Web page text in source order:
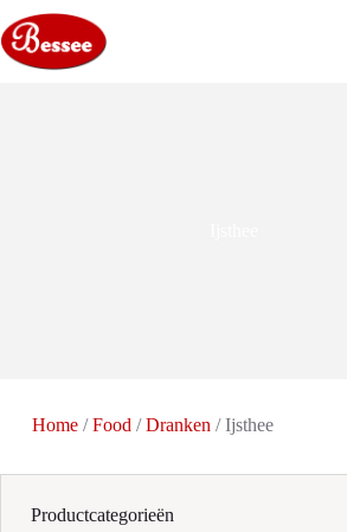
naar
de
inhoud
Home/Food /Dranken / Ijsthee
Productcategorieën